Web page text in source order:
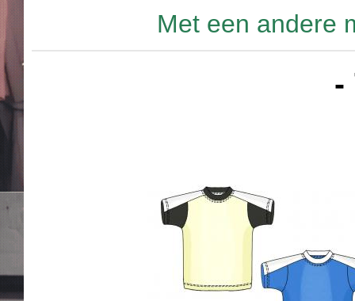
Met een andere
-